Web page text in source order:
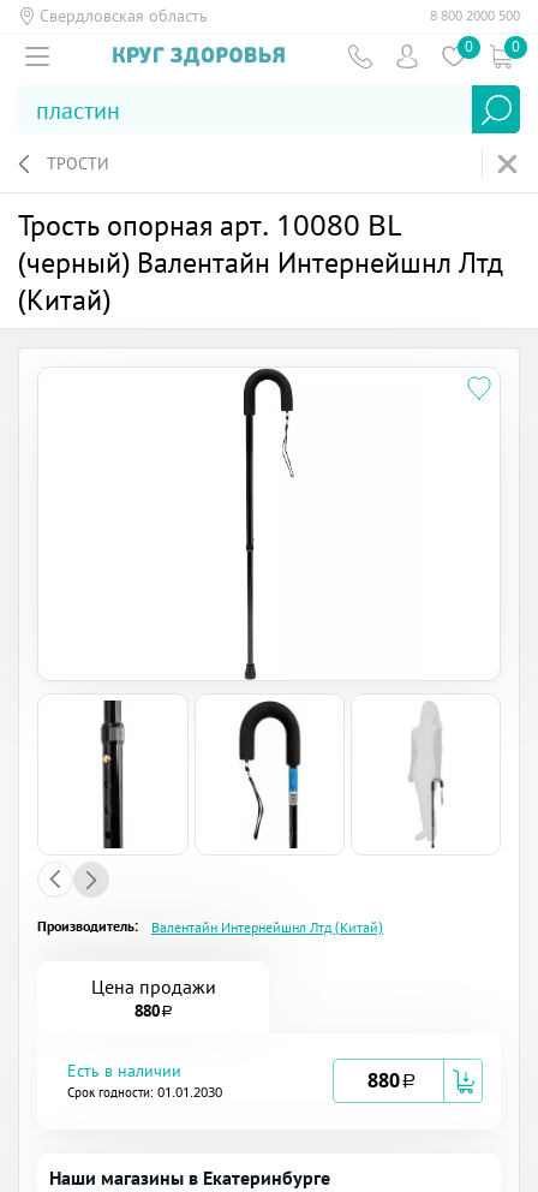
Свердловская область 8 800 2000 500
0 0
ТРОСТИ
Трость опорная арт. 10080 BL
(черный) Валентайн Интернейшнл Лтд
(Китай)
Производитель: Валентайн Интернейшнл Лтд (Китай)
Цена продажи
880a
Есть в наличии
Срок годности: 01.01.2030 880a
Наши магазины в Екатеринбурге